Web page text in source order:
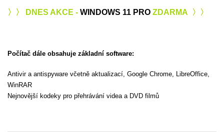
〉〉 DNES AKCE - WINDOWS 11 PRO ZDARMA 〉〉
Počítač dále obsahuje základní software:
Antivir a antispyware včetně aktualizací, Google Chrome, LibreOffice,
WinRAR
Nejnovější kodeky pro přehrávání videa a DVD filmů